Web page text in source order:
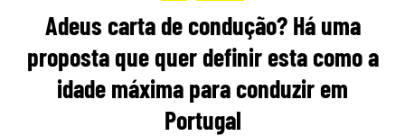
Adeus carta de condução? Há uma
proposta que quer definir esta como a
idade máxima para conduzir em
Portugal